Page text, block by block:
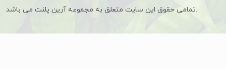
تمامی حقوق این سایت متعلق به مجموعه آرین پلنت می باشد.